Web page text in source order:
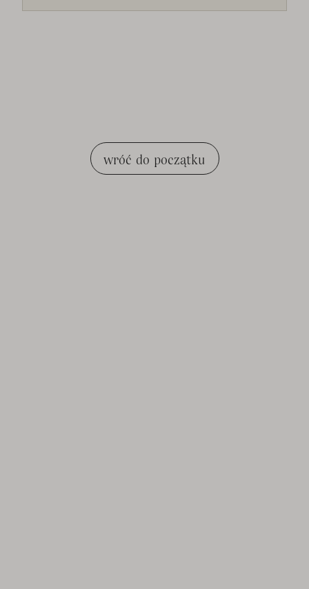
wróć do początku